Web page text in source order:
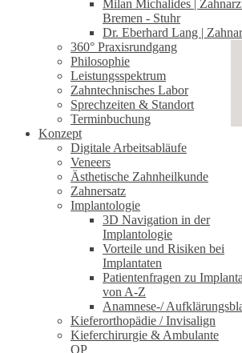
Milan Michalides |
Bremen - Stuhr
Dr. Eberhard Lang |
360° Praxisrundgang
Philosophie
Leistungsspektrum
Zahntechnisches Labor
Sprechzeiten & Standort
Terminbuchung
Konzept
Digitale Arbeitsabläufe
Veneers
Ästhetische Zahnheilkunde
Zahnersatz
Implantologie
3D Navigation in der
Implantologie
Vorteile und Risiken bei
Implantaten
Patientenfragen zu
von A-Z
Anamnese-/
Kieferorthopädie / Invisalign
Kieferchirurgie & Ambulante
OP